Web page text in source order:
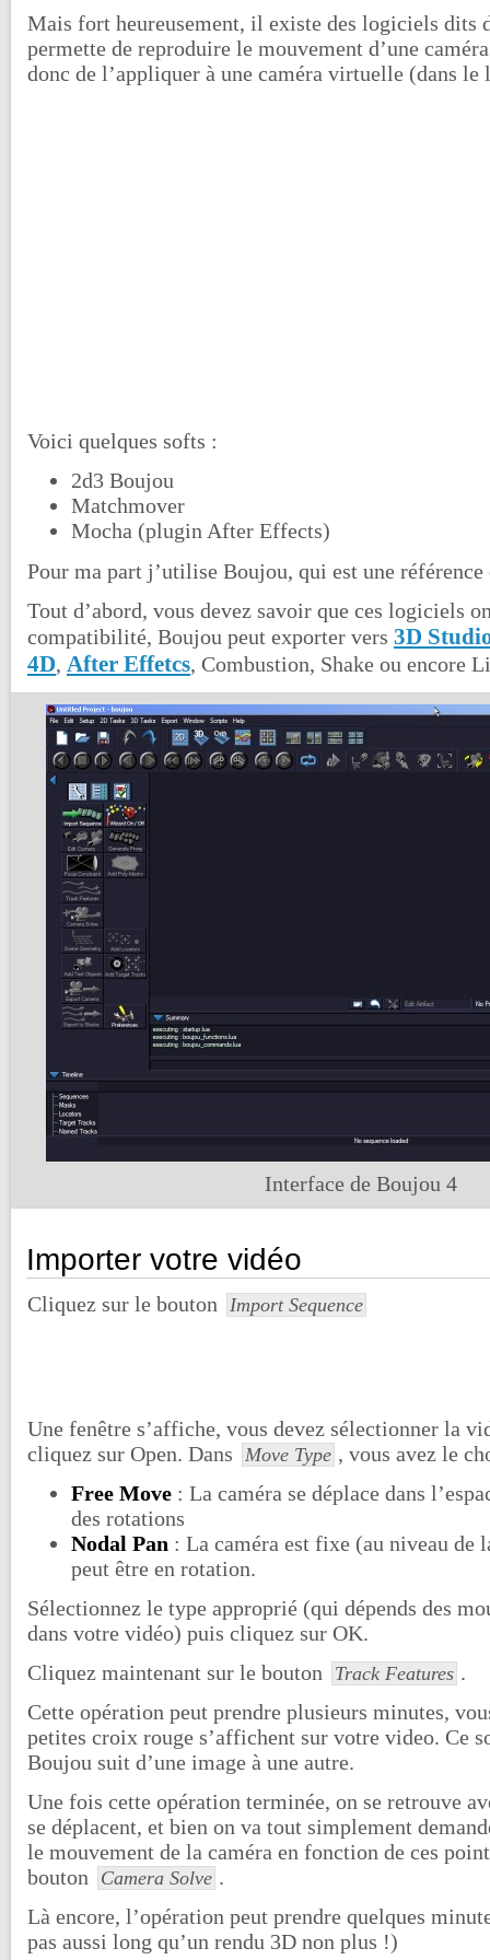
Mais fort heureusement, il existe des logiciels dits
permette de reproduire le mouvement d’une
donc de l’appliquer à une caméra virtuelle (dans
Voici quelques softs :
2d3 Boujou
Matchmover
Mocha (plugin After Effects)
Pour ma part j’utilise Boujou, qui est une
Tout d’abord, vous devez savoir que ces logiciels
compatibilité, Boujou peut exporter vers 3D
4D, After Effetcs, Combustion, Shake ou encore
Interface de Boujou 4
Importer votre vidéo
Cliquez sur le bouton Import Sequence
Une fenêtre s’affiche, vous devez sélectionner la
cliquez sur Open. Dans
Move Type , vous avez le
Free Move : La caméra se déplace dans
des rotations
Nodal Pan : La caméra est fixe (au niveau de
peut être en rotation.
Sélectionnez le type approprié (qui dépends des
dans votre vidéo) puis cliquez sur OK.
Cliquez maintenant sur le bouton
Track Features .
Cette opération peut prendre plusieurs minutes,
petites croix rouge s’affichent sur votre video. Ce
Boujou suit d’une image à une autre.
Une fois cette opération terminée, on se retrouve
se déplacent, et bien on va tout simplement
le mouvement de la caméra en fonction de ces
bouton
Camera Solve .
Là encore, l’opération peut prendre quelques
pas aussi long qu’un rendu 3D non plus !)